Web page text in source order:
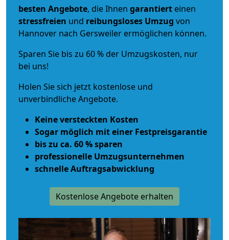
besten Angebote, die Ihnen garantiert einen
stressfreien und reibungsloses Umzug von
Hannover nach Gersweiler ermöglichen können.
Sparen Sie bis zu 60 % der Umzugskosten, nur
bei uns!
Holen Sie sich jetzt kostenlose und
unverbindliche Angebote.
Keine versteckten Kosten
Sogar möglich mit einer Festpreisgarantie
bis zu ca. 60 % sparen
professionelle Umzugsunternehmen
schnelle Auftragsabwicklung
Kostenlose Angebote erhalten